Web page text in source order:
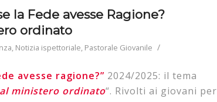
la Fede avesse Ragione?
ordinato
, Notizia ispettoriale, Pastorale Giovanile /
avesse ragione?” 2024/2025: il tema
ministero ordinato“. Rivolti ai giovani per